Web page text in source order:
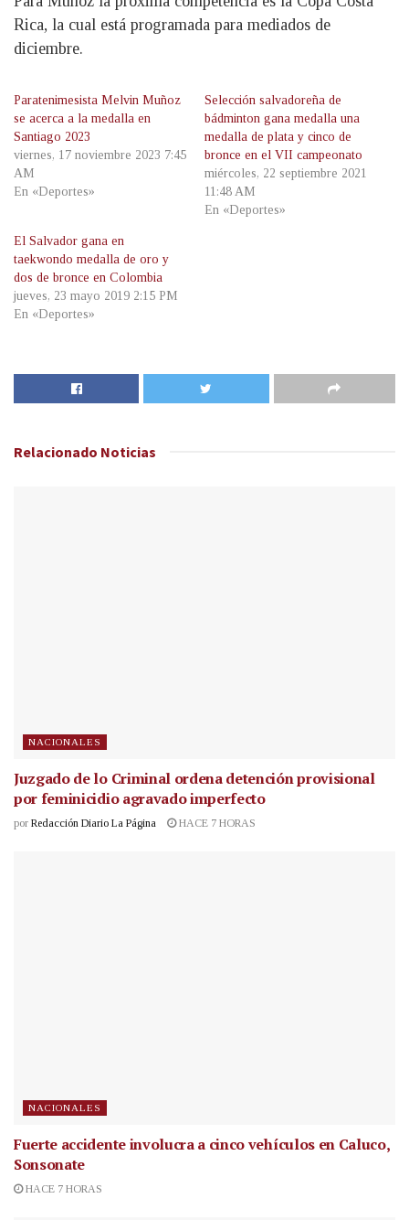
Rica, la cual está programada para mediados de
diciembre.
Paratenimesista Melvin Muñoz
se acerca a la medalla en
Santiago 2023
viernes, 17 noviembre 2023 7:45
AM
En «Deportes»
Selección salvadoreña de
bádminton gana medalla una
medalla de plata y cinco de
bronce en el VII campeonato
miércoles, 22 septiembre 2021
11:48 AM
En «Deportes»
El Salvador gana en
taekwondo medalla de oro y
dos de bronce en Colombia
jueves, 23 mayo 2019 2:15 PM
En «Deportes»
Relacionado Noticias
NACIONALES
Juzgado de lo Criminal ordena detención provisional
por feminicidio agravado imperfecto
por Redacción Diario La Página HACE 7 HORAS
NACIONALES
Fuerte accidente involucra a cinco vehículos en Caluco,
Sonsonate
HACE 7 HORAS